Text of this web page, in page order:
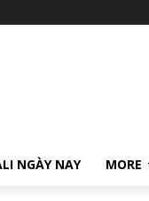
NGÀY NAY MORE